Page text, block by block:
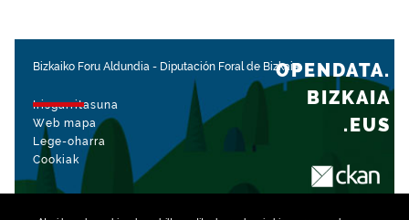
Bizkaiko Foru Aldundia - Diputación Foral de Bizkaia
Irisgarritasuna
Web mapa
Lege-oharra
Cookiak
OPENDATA.
BIZKAIA
.EUS